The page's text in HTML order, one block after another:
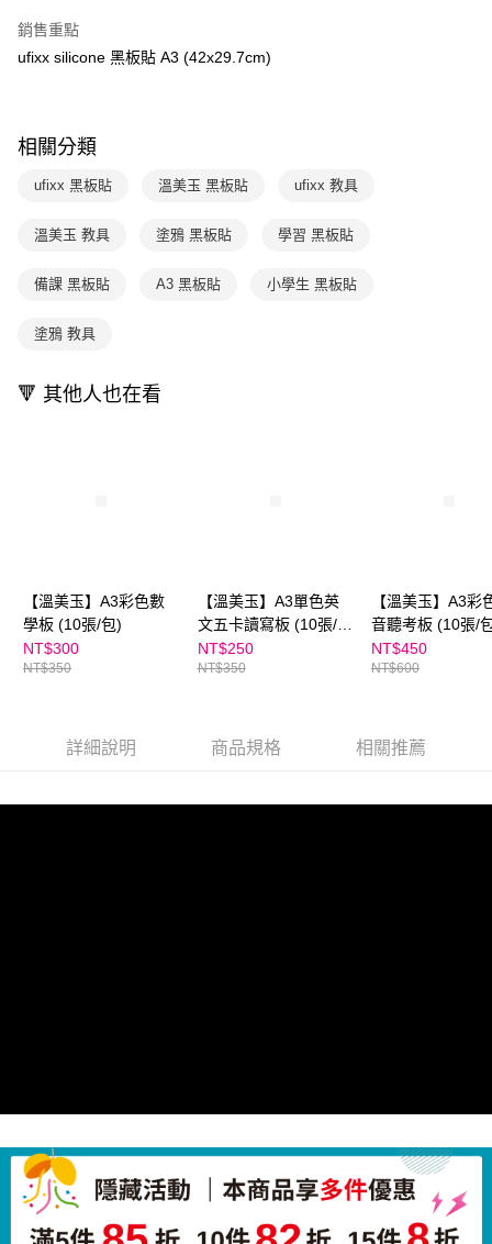
1.本服務由台灣大哥大提供，台灣大哥大用戶可立即使用無須另外申請。
流程，驗證手機門號後，選擇欲分期的期數、繳款截止日，確認付款後即完
消。如遇「轉專審核」未通過狀況，表示未達大哥付你分期系統評分，恕無
【繳款方式說明】
2.透過簡訊連結打開帳單後，可選擇「超商條碼／台灣大直營門市／銀行轉
用戶於交易時，得透過本服務購買商品或服務，並由商店將買賣／分期付款
資料（包含姓名、電話或地址）提供予台灣大哥大進項蒐集、處理及利用，
AFTEE先享後付
２．便利：只要手機號碼，簡訊認證，即可結帳。
１．於結帳方式選擇「AFTEE先享後付」後，將跳轉至「AFTEE先享後付」
３．收到繳費通知簡訊後14天內，點擊此簡訊中的連結，可透過四大超商／
※ 請注意：結帳手續完成當下不需立刻繳費，但若您需要取消訂單，請聯絡
※ 交易是否成功請以「AFTEE先享後付 」之結帳頁面顯示為準，若有關於
是否繳費成功／繳費後需取消欲退款等相關疑問，請聯繫「AFTEE先享後付
「AFTEE先享後付」，若未經同意申辦者引起之損失，本公司不負相關責
任。
４．使用「AFTEE先享後付」時，將依據個別帳號之用戶狀況，依本公司即
時審查核予不同之上限額度；若仍有額度不足之情形，本公司將視審查結果
運送方式
國內宅配/郵寄 (不適用離島、海外及郵局i郵箱)
離島宅配（澎湖、金門、馬祖、小琉球；不適用於郵局i郵箱）
每筆NT$200
銷售重點
ufixx silicone 黑板貼 A3 (42x29.7cm)
相關分類
ufixx 黑板貼 溫美玉 黑板貼 ufixx 教具
溫美玉 教具 塗鴉 黑板貼 學習 黑板貼
備課 黑板貼 A3 黑板貼 小學生 黑板貼
塗鴉 教具
🔻 其他人也在看
【溫美玉】A3彩色數
學板 (10張/包)
NT$300
NT$350
【溫美玉】A3單色英
文五卡讀寫板 (10張/
包)
NT$250
NT$350
【溫美玉】A3彩
音聽考板 (10張/
NT$450
NT$600
詳細說明 商品規格 相關推薦